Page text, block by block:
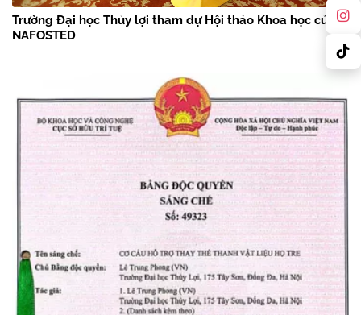
Trường Đại học Thủy lợi tham dự Hội thảo Khoa học của
NAFOSTED